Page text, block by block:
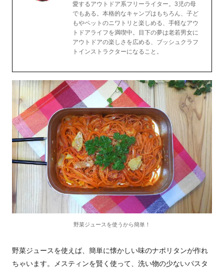
愛するアウトドア系フリーライター。3児の母
でもある。本格的なキャンプはもちろん、子ど
もやペットのニワトリと楽しめる、手軽なアウ
トドアライフを満喫中。目下の夢は老若男女に
アウトドアの楽しさを広める、ブッシュクラフ
トインストラクターになること。
野菜ジュースを使うから簡単！
野菜ジュースを使えば、簡単に懐かしい味のナポリタンが作れ
ちゃいます。メスティンを賢く使って、洗い物の少ないパスタ